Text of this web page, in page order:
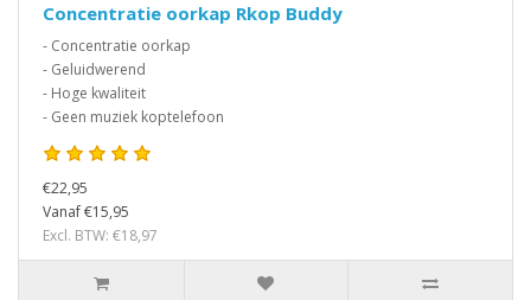
Concentratie oorkap Rkop Buddy
- Concentratie oorkap
- Geluidwerend
- Hoge kwaliteit
- Geen muziek koptelefoon
€22,95
Vanaf €15,95
Excl. BTW: €18,97